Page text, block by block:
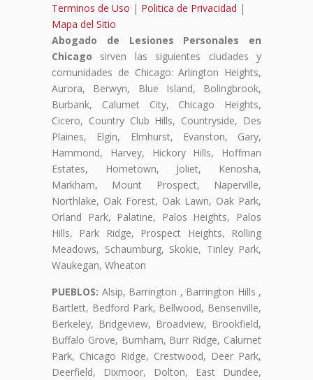
Terminos de Uso | Politica de Privacidad |
Mapa del Sitio
Abogado de Lesiones Personales en
Chicago sirven las siguientes ciudades y
comunidades de Chicago: Arlington Heights,
Aurora, Berwyn, Blue Island, Bolingbrook,
Burbank, Calumet City, Chicago Heights,
Cicero, Country Club Hills, Countryside, Des
Plaines, Elgin, Elmhurst, Evanston, Gary,
Hammond, Harvey, Hickory Hills, Hoffman
Estates, Hometown, Joliet, Kenosha,
Markham, Mount Prospect, Naperville,
Northlake, Oak Forest, Oak Lawn, Oak Park,
Orland Park, Palatine, Palos Heights, Palos
Hills, Park Ridge, Prospect Heights, Rolling
Meadows, Schaumburg, Skokie, Tinley Park,
Waukegan, Wheaton
PUEBLOS: Alsip, Barrington , Barrington Hills ,
Bartlett, Bedford Park, Bellwood, Bensenville,
Berkeley, Bridgeview, Broadview, Brookfield,
Buffalo Grove, Burnham, Burr Ridge, Calumet
Park, Chicago Ridge, Crestwood, Deer Park,
Deerfield, Dixmoor, Dolton, East Dundee,